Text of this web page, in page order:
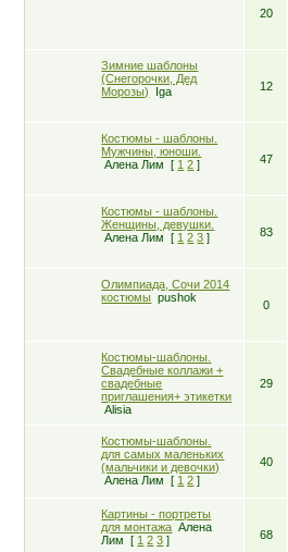
20
Зимние шаблоны
(Снегорочки, Дед
Морозы)
Iga 12
Костюмы - шаблоны.
Мужчины, юноши.
Алена Лим
[ 1 2 ] 47
Костюмы - шаблоны.
Женщины, девушки.
Алена Лим
[ 1 2 3 ] 83
Олимпиада, Сочи 2014
костюмы pushok
0
Костюмы-шаблоны.
Свадебные коллажи +
свадебные
приглашения+ этикетки
Alisia
29
Костюмы-шаблоны.
для самых маленьких
(мальчики и девочки)
Алена Лим
[ 1 2 ]
40
Картины - портреты
для монтажа Алена
Лим
[ 1 2 3 ] 68